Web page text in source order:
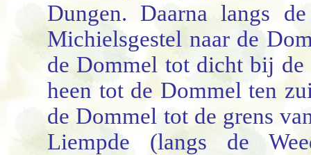
Dungen. Daarna langs
Michielsgestel naar de
de Dommel tot dicht bij
heen tot de Dommel ten
de Dommel tot de grens
Liempde (langs de